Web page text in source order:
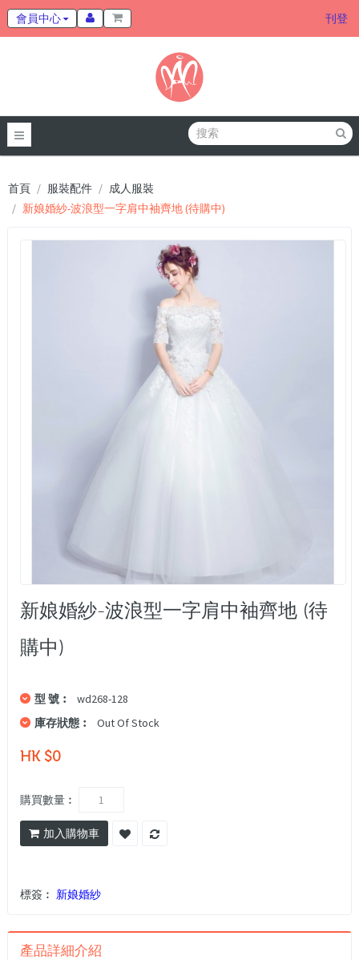
會員中心 刊登
首頁 服裝配件
成人服裝
新娘婚紗-波浪型一字肩中袖齊地 (待購中)
新娘婚紗-波浪型一字肩中袖齊地 (待
購中)
型 號︰
wd268-128
庫存狀態︰
Out Of Stock
HK $0
購買數量︰
加入購物車
標簽︰ 新娘婚紗
產品詳細介紹